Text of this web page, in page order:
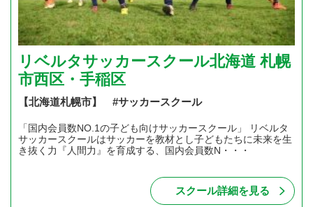
リベルタサッカースクール北海道 札幌
市西区・手稲区
【北海道札幌市】 #サッカースクール
「国内会員数NO.1の子ども向けサッカースクール」 リベルタ
サッカースクールはサッカーを教材とし子どもたちに未来を生
き抜く力『人間力』を育成する、国内会員数N・・・
スクール詳細を見る